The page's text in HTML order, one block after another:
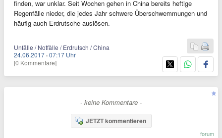
finden, war unklar. Seit Wochen gehen in China bereits heftige
Regenfälle nieder, die jedes Jahr schwere Überschwemmungen und
häufig auch Erdrutsche auslösen.
Unfälle / Notfälle / Erdrutsch / China
24.06.2017 ·07:17 Uhr
[0 Kommentare]
- keine Kommentare -
JETZT kommentieren
forum